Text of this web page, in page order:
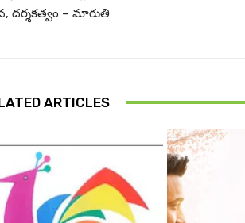
దర్శకత్వం – మారుతి
ARTICLES